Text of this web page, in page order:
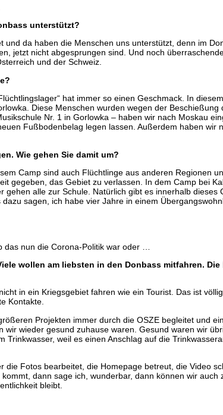
unterstützt?
da haben die Menschen uns unterstützt, denn im
jetzt nicht abgesprungen sind. Und noch
und der Schweiz.
hat immer so einen Geschmack. In
Diese Menschen wurden wegen der Beschießung
Nr. 1 in Gorlowka – haben wir nach Moskau
Fußbodenbelag legen lassen. Außerdem haben wir
Wie gehen Sie damit um?
Camp sind auch Flüchtlinge aus anderen Regionen
gegeben, das Gebiet zu verlassen. In dem Camp bei
alle zur Schule. Natürlich gibt es innerhalb dieses
sagen, ich habe vier Jahre in einem
nun die Corona-Politik war oder …
wollen am liebsten in den Donbass mitfahren. Die
in ein Kriegsgebiet fahren wie ein Tourist. Das ist
Kontakte.
Projekten immer durch die OSZE begleitet und
wieder gesund zuhause waren. Gesund waren wir
weil es einen Anschlag auf die
Fotos bearbeitet, die Homepage betreut, die Video
dann sage ich, wunderbar, dann können wir auch
bleibt.